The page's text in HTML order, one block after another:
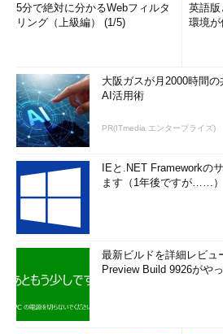
5分で絶対に分かるWebフィルタ
リング（上級編） (1/5)
英語版
環境が
大阪ガスが月2000時間
AI活用術
PR(ITmedia エンタープライズ)
IEと.NET Frameworkの
ます（1年後ですが……）
最新ビルドを詳細レビュ
Preview Build 9926がや